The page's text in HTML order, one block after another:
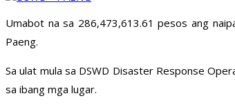
Umabot na sa 286,473,613.61 pesos ang
Paeng.
Sa ulat mula sa DSWD Disaster Response
sa ibang mga lugar.